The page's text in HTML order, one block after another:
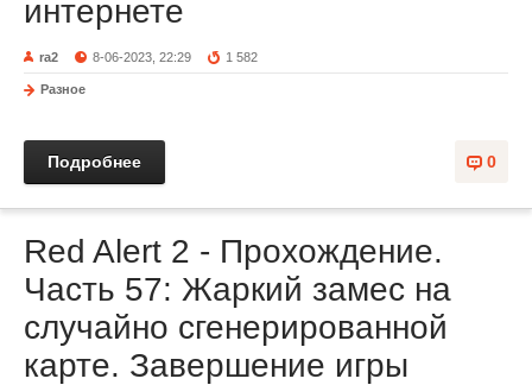
интернете
ra2 8-06-2023, 22:29 1 582
Разное
0
Подробнее
Red Alert 2 - Прохождение.
Часть 57: Жаркий замес на
случайно сгенерированной
карте. Завершение игры